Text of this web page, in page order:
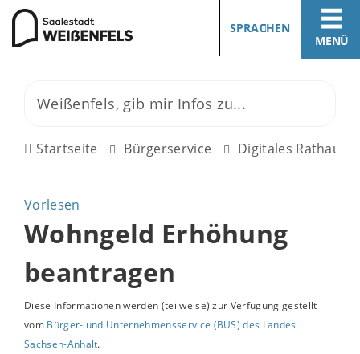
MENÜ
SPRACHEN
Startseite Bürgerservice Digitales Rathaus
Vorlesen
Wohngeld Erhöhung
beantragen
Diese Informationen werden (teilweise) zur Verfügung gestellt
vom Bürger- und Unternehmensservice (BUS) des Landes
Sachsen-Anhalt.